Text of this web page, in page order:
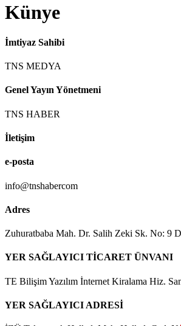
Künye
İmtiyaz Sahibi
TNS MEDYA
Genel Yayın Yönetmeni
TNS HABER
İletişim
e-posta
info@tnshabercom
Adres
Zuhuratbaba Mah. Dr. Salih Zeki Sk. No: 9
YER SAĞLAYICI TİCARET ÜNVANI
TE Bilişim Yazılım İnternet Kiralama Hiz.
YER SAĞLAYICI ADRESİ